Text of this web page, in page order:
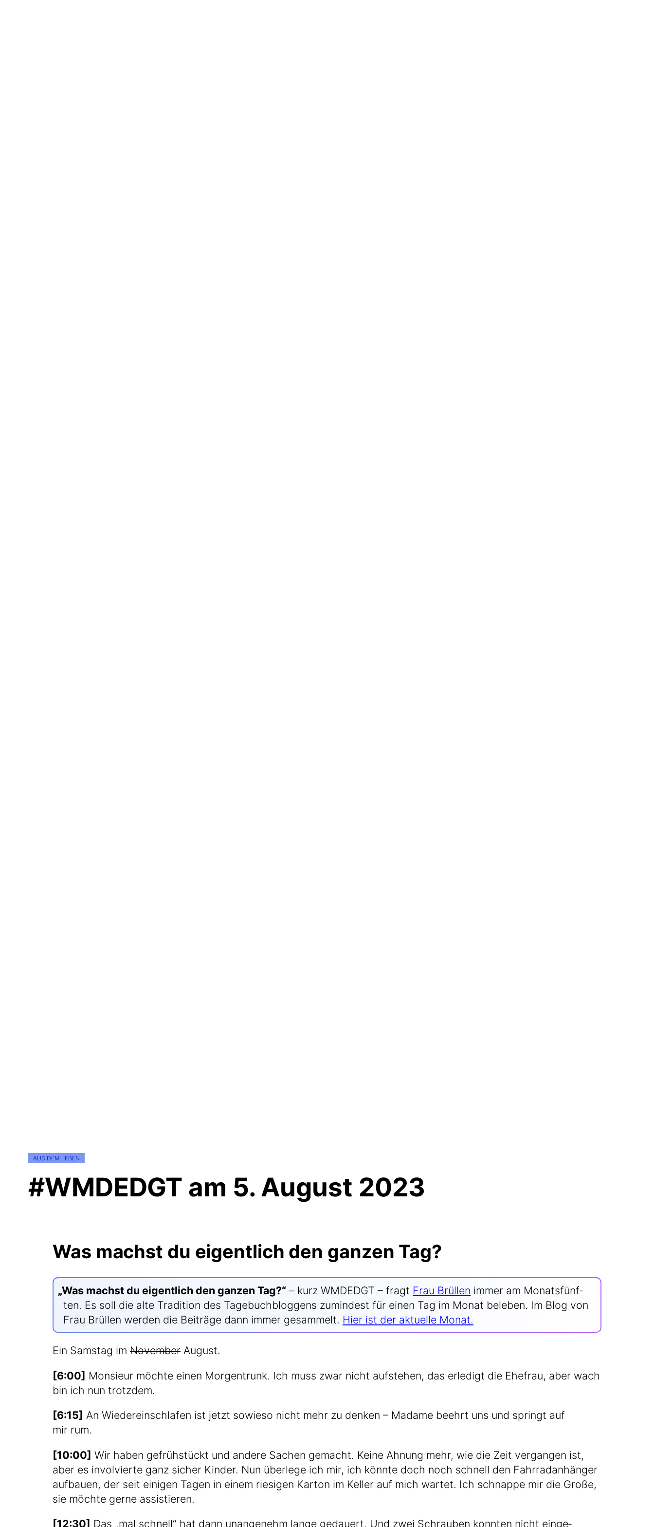
AUS DEM LEBEN
#WMDEDGT am 5. August 2023
Was machst du eigentlich den ganzen Tag?
„Was machst du eigent­lich den gan­zen Tag?“ – kurz WMDEDGT – fragt Frau Brül­len immer am Monats­fünf­
ten. Es soll die alte Tra­di­ti­on des Tage­buch­blog­gens zumin­dest für einen Tag im Monat bele­ben. Im Blog von
Frau Brül­len wer­den die Bei­trä­ge dann immer gesam­melt. Hier ist der aktu­el­le Monat.
Ein Sams­tag im Novem­ber August.
[6:00] Mon­sieur möch­te einen Mor­gen­trunk. Ich muss zwar nicht auf­ste­hen, das erle­digt die Ehe­frau, aber wach
bin ich nun trotzdem.
[6:15] An Wie­der­ein­schla­fen ist jetzt sowie­so nicht mehr zu den­ken – Madame beehrt uns und springt auf
mir rum.
[10:00] Wir haben gefrüh­stückt und ande­re Sachen gemacht. Kei­ne Ahnung mehr, wie die Zeit ver­gan­gen ist,
aber es invol­vier­te ganz sicher Kin­der. Nun über­le­ge ich mir, ich könn­te doch noch schnell den Fahr­rad­an­hän­ger
auf­bau­en, der seit eini­gen Tagen in einem rie­si­gen Kar­ton im Kel­ler auf mich war­tet. Ich schnap­pe mir die Gro­ße,
sie möch­te ger­ne assistieren.
[12:30] Das „mal schnell“ hat dann unan­ge­nehm lan­ge gedau­ert. Und zwei Schrau­ben konn­ten nicht ein­ge­